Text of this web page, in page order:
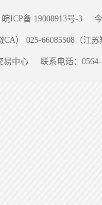
皖ICP备 19008913号-3
CA） 025-66085508（江
易中心 联系电话：0564-